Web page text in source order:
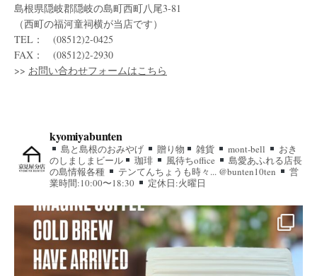
島根県隠岐郡隠岐の島町西町八尾3-81
（西町の福河童祠横が当店です）
TEL： (08512)2-0425
FAX： (08512)2-2930
>> お問い合わせフォームはこちら
kyomiyabunten
島と島根のおみやげ 贈り物 雑貨 mont-bell
おき
のしましまビール
珈琲 風待ちoffice
島愛あふれる店長
の島情報各種
テンてんちょうも時々... @bunten10ten
営
業時間:10:00〜18:30
定休日:火曜日